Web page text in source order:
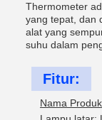
Thermometer
yang tepat, dan
alat yang
suhu dalam
Fitur:
Nama